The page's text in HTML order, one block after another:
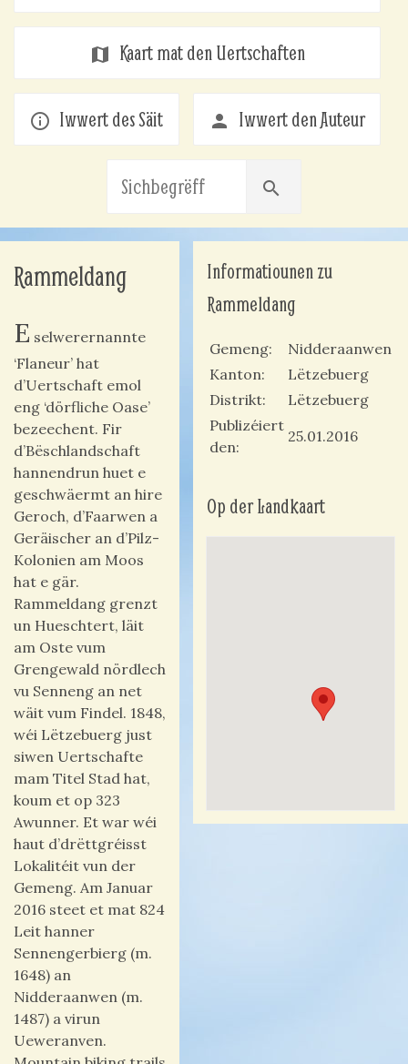
map Kaart mat den Uertschaften
info_outline Iwwert des Säit person Iwwert den Auteur
search
Rammeldang
E selwerernannte
‘Flaneur’ hat
d’Uertschaft emol
eng ‘dörfliche Oase’
bezeechent. Fir
d’Bëschlandschaft
hannendrun huet e
geschwäermt an hire
Geroch, d’Faarwen a
Geräischer an d’Pilz-
Kolonien am Moos
hat e gär.
Rammeldang grenzt
un Hueschtert, läit
am Oste vum
Grengewald nördlech
vu Senneng an net
wäit vum Findel. 1848,
wéi Lëtzebuerg just
siwen Uertschafte
mam Titel Stad hat,
koum et op 323
Awunner. Et war wéi
haut d’drëttgréisst
Lokalitéit vun der
Gemeng. Am Januar
2016 steet et mat 824
Leit hanner
Sennengerbierg (m.
1648) an
Nidderaanwen (m.
1487) a virun
Ueweranven.
Informatiounen zu
Rammeldang
Gemeng
Nidderaanwen
Kanton
Lëtzebuerg
Distrikt
Lëtzebuerg
Publizéiert
den
25.01.2016
Op der Landkaart